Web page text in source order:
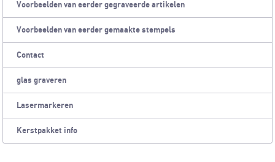
Voorbeelden van eerder gegraveerde artikelen
Voorbeelden van eerder gemaakte stempels
Contact
glas graveren
Lasermarkeren
Kerstpakket info